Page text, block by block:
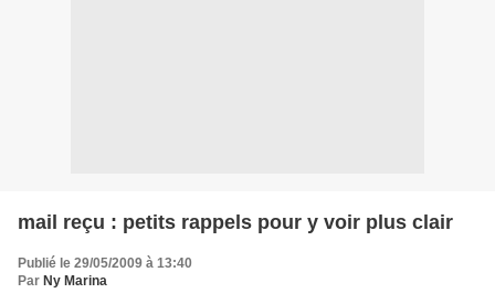
mail reçu : petits rappels pour y voir plus clair
Publié le 29/05/2009 à 13:40
Par Ny Marina